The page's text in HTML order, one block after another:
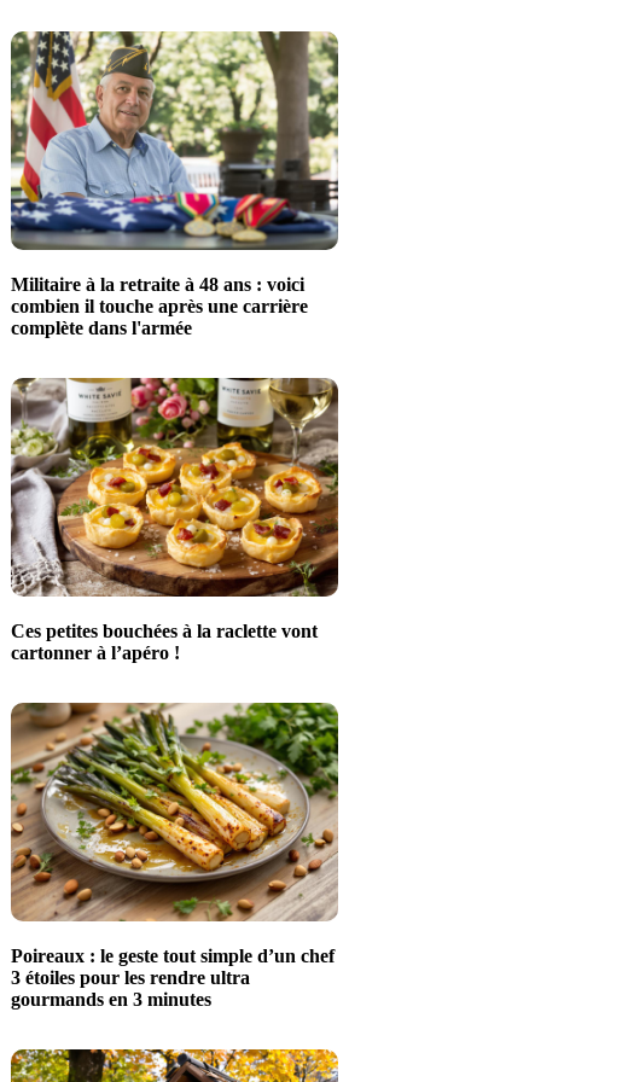
Militaire à la retraite à 48 ans : voici
combien il touche après une carrière
complète dans l'armée
Ces petites bouchées à la raclette vont
cartonner à l’apéro !
Poireaux : le geste tout simple d’un chef
3 étoiles pour les rendre ultra
gourmands en 3 minutes